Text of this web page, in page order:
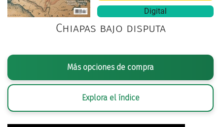
Digital
Chiapas bajo disputa
Más opciones de compra
Explora el índice